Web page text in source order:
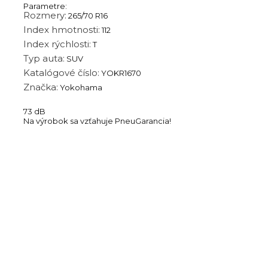
Parametre:
Rozmery: 265/70 R16
Index hmotnosti: 112
Index rýchlosti: T
Typ auta: SUV
Katalógové číslo: YOKR1670
Značka: Yokohama
73 dB
Na výrobok sa vzťahuje PneuGarancia!